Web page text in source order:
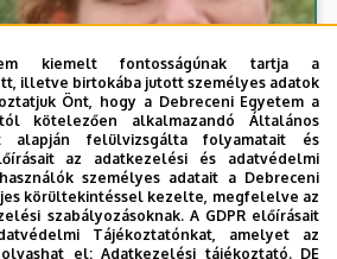
kiemelt fontosságúnak tartja a
illetve birtokába jutott személyes adatok
Önt, hogy a Debreceni Egyetem a
kötelezően alkalmazandó Általános
alapján felülvizsgálta folyamatait és
az adatkezelési és adatvédelmi
személyes adatait a Debreceni
körültekintéssel kezelte, megfelelve az
szabályozásoknak. A GDPR előírásait
Tájékoztatónkat, amelyet az
olvashat el:Adatkezelési tájékoztató. DE